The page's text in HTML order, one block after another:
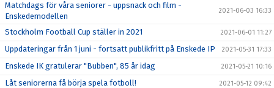
Matchdags för våra seniorer - uppsnack och film -
Enskedemodellen
2021-06-03 16:33
Stockholm Football Cup ställer in 2021 2021-06-01 11:27
Uppdateringar från 1 juni - fortsatt publikfritt på Enskede IP 2021-05-31 17:33
Enskede IK gratulerar "Bubben", 85 år idag 2021-05-21 10:16
Låt seniorerna få börja spela fotboll! 2021-05-12 09:42